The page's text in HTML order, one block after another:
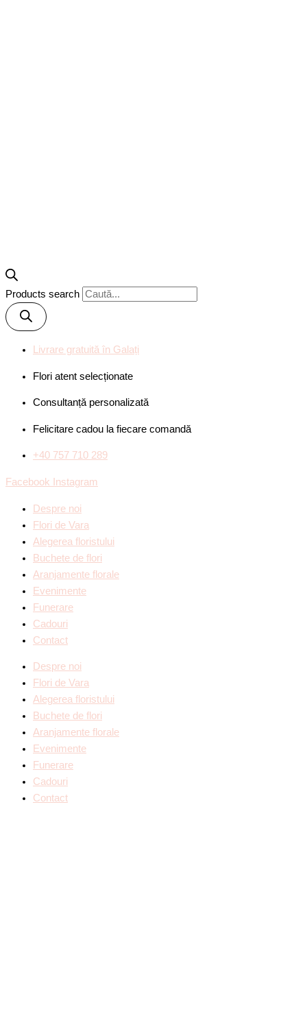
Products search
Livrare gratuită în Galați
Flori atent selecționate
Consultanță personalizată
Felicitare cadou la fiecare comandă
+40 757 710 289
Facebook Instagram
Despre noi
Flori de Vara
Alegerea floristului
Buchete de flori
Aranjamente florale
Evenimente
Funerare
Cadouri
Contact
Despre noi
Flori de Vara
Alegerea floristului
Buchete de flori
Aranjamente florale
Evenimente
Funerare
Cadouri
Contact